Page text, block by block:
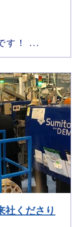
す！ ...
くださり